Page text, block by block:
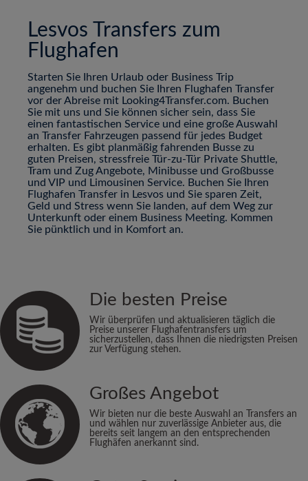
Lesvos Transfers zum
Flughafen
Starten Sie Ihren Urlaub oder Business Trip
angenehm und buchen Sie Ihren Flughafen Transfer
vor der Abreise mit Looking4Transfer.com. Buchen
Sie mit uns und Sie können sicher sein, dass Sie
einen fantastischen Service und eine große Auswahl
an Transfer Fahrzeugen passend für jedes Budget
erhalten. Es gibt planmäßig fahrenden Busse zu
guten Preisen, stressfreie Tür-zu-Tür Private Shuttle,
Tram und Zug Angebote, Minibusse und Großbusse
und VIP und Limousinen Service. Buchen Sie Ihren
Flughafen Transfer in Lesvos und Sie sparen Zeit,
Geld und Stress wenn Sie landen, auf dem Weg zur
Unterkunft oder einem Business Meeting. Kommen
Sie pünktlich und in Komfort an.
Die besten Preise
Wir überprüfen und aktualisieren täglich die
Preise unserer Flughafentransfers um
sicherzustellen, dass Ihnen die niedrigsten Preisen
zur Verfügung stehen.
Großes Angebot
Wir bieten nur die beste Auswahl an Transfers an
und wählen nur zuverlässige Anbieter aus, die
bereits seit langem an den entsprechenden
Flughäfen anerkannt sind.